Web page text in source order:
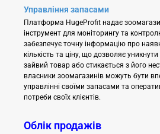
Управління запасами
Платформа HugeProfit надає
інструмент для моніторингу та
забезпечує точну інформацію про
кількість та ціну, що дозволяє
зайвий товар або стикається з його
власники зоомагазинів можуть бути
управлінні своїми запасами та
потреби своїх клієнтів.
Облік продажів